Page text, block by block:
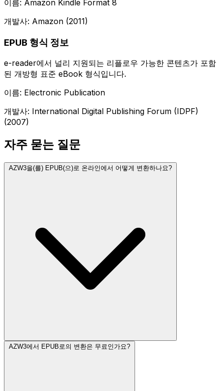
이름: Amazon Kindle Format 8
개발사: Amazon (2011)
EPUB 형식 정보
e-reader에서 널리 지원되는 리플로우 가능한 콘텐츠가 포함
된 개방형 표준 eBook 형식입니다.
이름: Electronic Publication
개발사: International Digital Publishing Forum (IDPF)
(2007)
자주 묻는 질문
AZW3을(를) EPUB(으)로 온라인에서 어떻게 변환하나요?
AZW3에서 EPUB로의 변환은 무료인가요?